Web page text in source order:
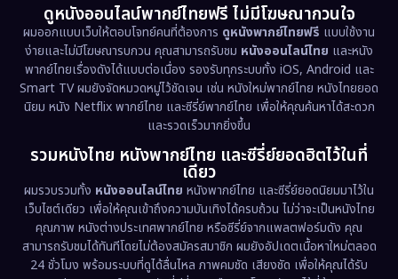
Emotional (61)
Epic มหากาพย์ (218)
Erotic (36)
Family ครอบครัว (363)
Fantasy จินตนาการ (326)
Fiction (9)
ดูหนังออนไลน์พากย์ไทยฟรี ไม่มีโฆษณากวนใจ
ผมออกแบบเว็บให้ตอบโจทย์คนที่ต้องการ ดูหนังพากย์ไทยฟรี แบบใช้งาน
ง่ายและไม่มีโฆษณารบกวน คุณสามารถรับชม หนังออนไลน์ไทย และหนัง
พากย์ไทยเรื่องดังได้แบบต่อเนื่อง รองรับทุกระบบทั้ง iOS, Android และ
Smart TV ผมยังจัดหมวดหมู่ไว้ชัดเจน เช่น หนังใหม่พากย์ไทย หนังไทยยอด
นิยม หนัง Netflix พากย์ไทย และซีรี่ย์พากย์ไทย เพื่อให้คุณค้นหาได้สะดวก
และรวดเร็วมากยิ่งขึ้น
รวมหนังไทย หนังพากย์ไทย และซีรี่ย์ยอดฮิตไว้ในที่
เดียว
ผมรวบรวมทั้ง หนังออนไลน์ไทย หนังพากย์ไทย และซีรี่ย์ยอดนิยมมาไว้ใน
เว็บไซต์เดียว เพื่อให้คุณเข้าถึงความบันเทิงได้ครบถ้วน ไม่ว่าจะเป็นหนังไทย
คุณภาพ หนังต่างประเทศพากย์ไทย หรือซีรี่ย์จากแพลตฟอร์มดัง คุณ
สามารถรับชมได้ทันทีโดยไม่ต้องสมัครสมาชิก ผมยังอัปเดตเนื้อหาใหม่ตลอด
24 ชั่วโมง พร้อมระบบที่ดูได้ลื่นไหล ภาพคมชัด เสียงชัด เพื่อให้คุณได้รับ